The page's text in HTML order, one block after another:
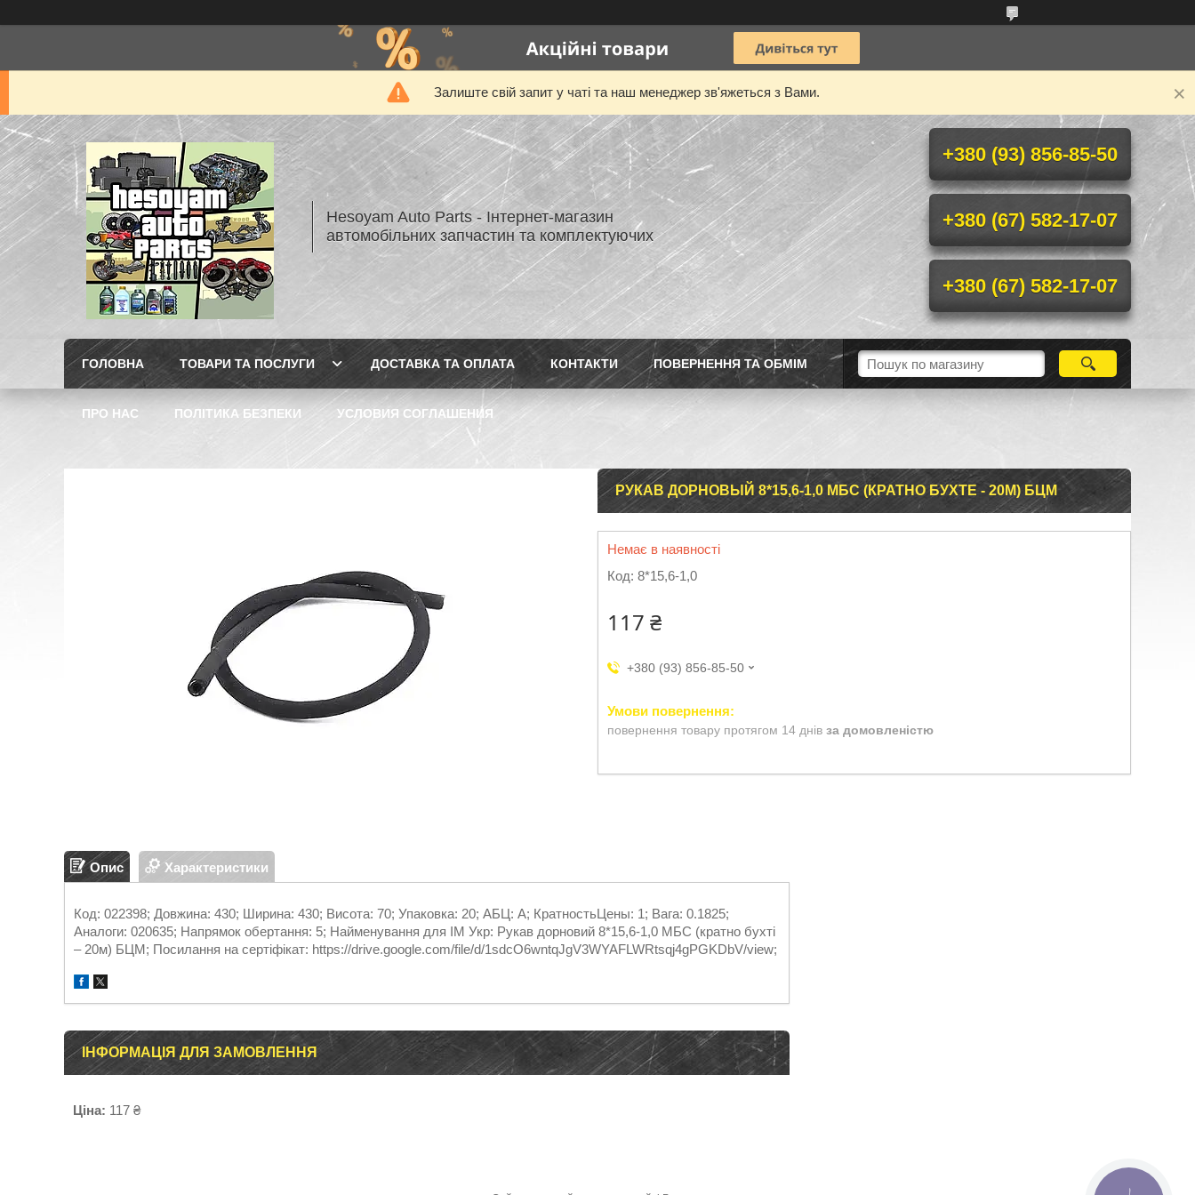
Залиште свій запит у чаті та наш менеджер зв'яжеться з Вами.
Hesoyam Auto Parts - Інтернет-магазин
автомобільних запчастин та комплектуючих
+380 (93) 856-85-50
+380 (67) 582-17-07
+380 (67) 582-17-07
ГОЛОВНА ТОВАРИ ТА ПОСЛУГИ ДОСТАВКА ТА ОПЛАТА КОНТАКТИ ПОВЕРНЕННЯ ТА ОБМІМ
ПРО НАС ПОЛІТИКА БЕЗПЕКИ УСЛОВИЯ СОГЛАШЕНИЯ
РУКАВ ДОРНОВЫЙ 8*15,6-1,0 МБС (КРАТНО БУХТЕ - 20М) БЦМ
Немає в наявності
Код: 8*15,6-1,0
117 ₴
+380 (93) 856-85-50
повернення товару протягом 14 днів за домовленістю
Опис Характеристики
Код: 022398; Довжина: 430; Ширина: 430; Висота: 70; Упаковка: 20; АБЦ: A; КратностьЦены: 1; Вага: 0.1825;
Аналоги: 020635; Напрямок обертання: 5; Найменування для ІМ Укр: Рукав дорновий 8*15,6-1,0 МБС (кратно бухті
– 20м) БЦМ; Посилання на сертіфікат: https://drive.google.com/file/d/1sdcO6wntqJgV3WYAFLWRtsqj4gPGKDbV/view;
ІНФОРМАЦІЯ ДЛЯ ЗАМОВЛЕННЯ
Ціна: 117 ₴